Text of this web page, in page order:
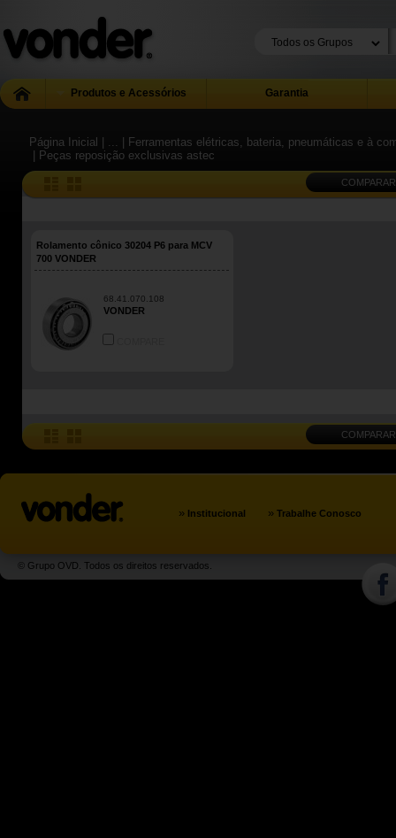
Produtos e Acessórios Garantia
Página Inicial | ...
| Ferramentas elétricas, bateria, pneumáticas e à
| Peças reposição exclusivas astec
COMPARAR
Rolamento cônico 30204 P6 para MCV
700 VONDER
68.41.070.108
VONDER
COMPARAR
» Institucional » Trabalhe Conosco
© Grupo OVD. Todos os direitos reservados.